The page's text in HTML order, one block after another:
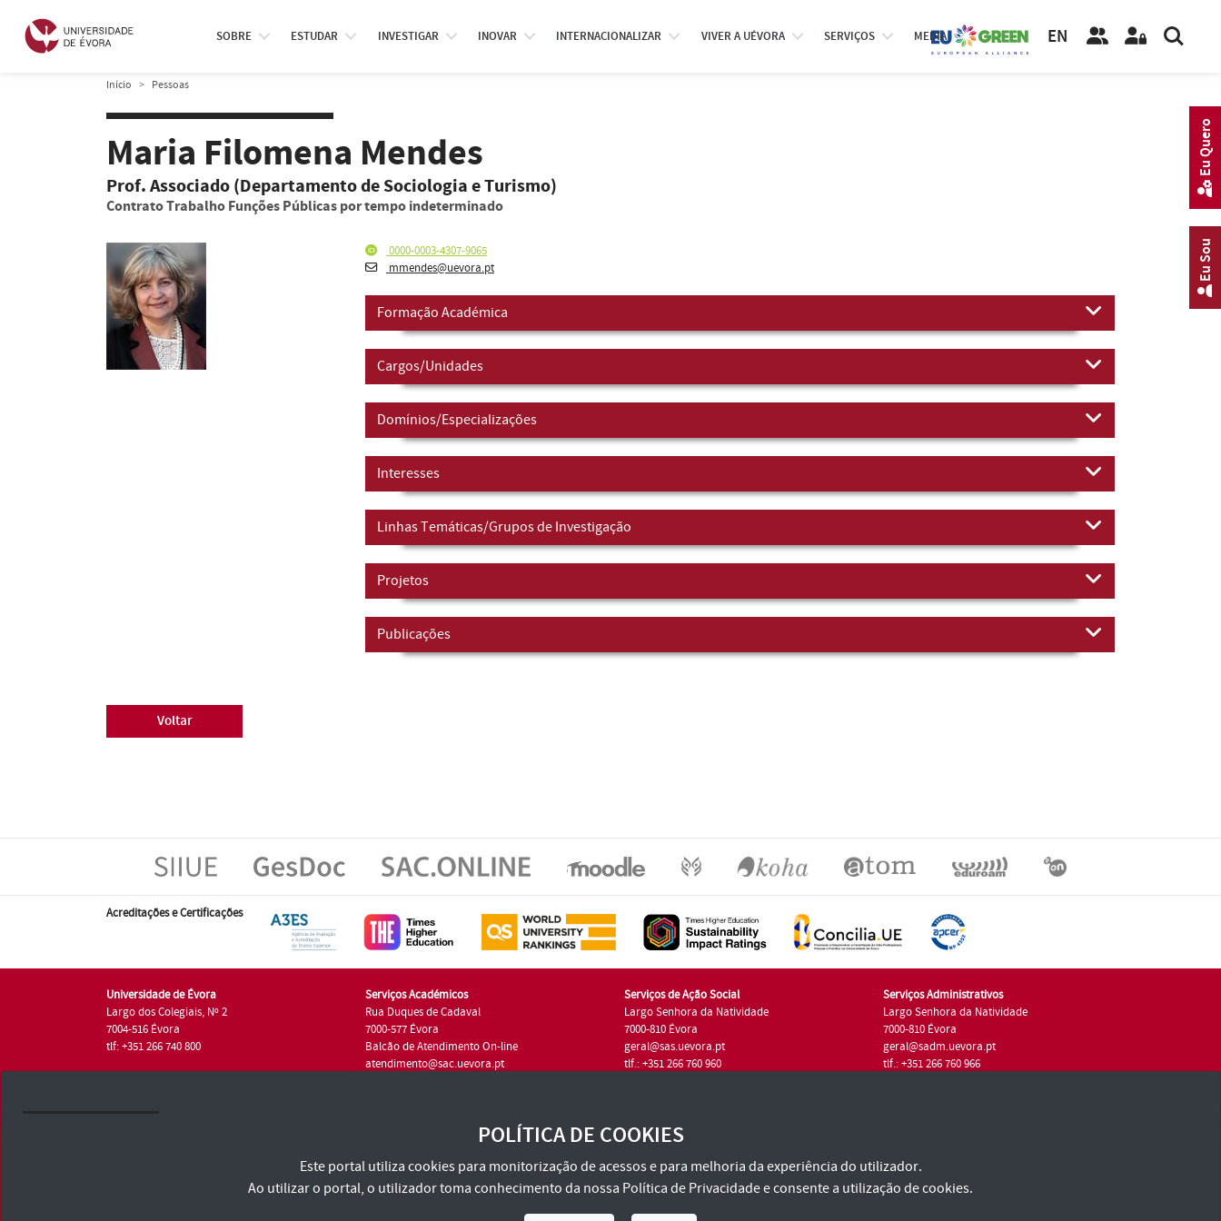
SOBRE ESTUDAR INVESTIGAR INOVAR INTERNACIONALIZAR VIVER A UÉVORA SERVIÇOS MEDIA EN
Início Pessoas
Maria Filomena Mendes
Prof. Associado (Departamento de Sociologia e Turismo)
Contrato Trabalho Funções Públicas por tempo indeterminado
0000-0003-4307-9065
mmendes@uevora.pt
Formação Académica
Cargos/Unidades
Domínios/Especializações
Interesses
Linhas Temáticas/Grupos de Investigação
Projetos
Publicações
Voltar
Acreditações e Certificações
Universidade de Évora
Largo dos Colegiais, Nº 2
7004-516 Évora
tlf: +351 266 740 800
Serviços Académicos
Rua Duques de Cadaval
7000-577 Évora
Balcão de Atendimento On-line
atendimento@sac.uevora.pt
Serviços de Ação Social
Largo Senhora da Natividade
7000-810 Évora
geral@sas.uevora.pt
tlf.: +351 266 760 960
Serviços Administrativos
Largo Senhora da Natividade
7000-810 Évora
geral@sadm.uevora.pt
tlf.: +351 266 760 966
Consulte os Termos e Condições e Política de Privacidade
Eu Sou
Eu Quero
POLÍTICA DE COOKIES
Este portal utiliza cookies para monitorização de acessos e para melhoria da experiência do utilizador.
Ao utilizar o portal, o utilizador toma conhecimento da nossa Política de Privacidadee consente a utilização de cookies.